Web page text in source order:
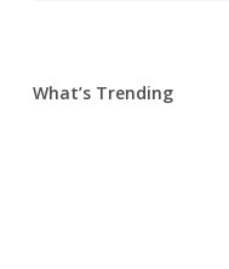
What’s Trending